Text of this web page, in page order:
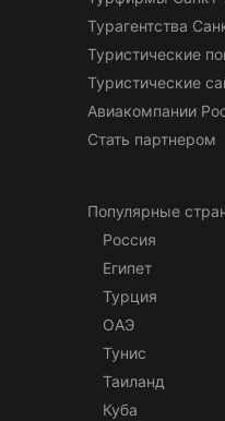
Турагентства
Туристические
Туристические
Авиакомпании
Стать партнером
Популярные
Россия
Египет
Турция
ОАЭ
Тунис
Таиланд
Куба